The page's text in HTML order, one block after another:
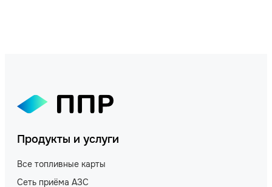
Продукты и услуги
Все топливные карты
Сеть приёма АЗС